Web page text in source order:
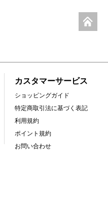
カスタマーサービス
ショッピングガイド
特定商取引法に基づく表記
利用規約
ポイント規約
お問い合わせ